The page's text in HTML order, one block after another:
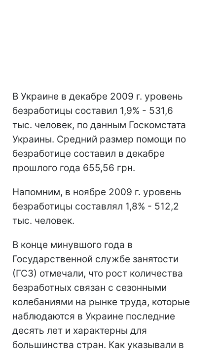
В Украине в декабре 2009 г. уровень
безработицы составил 1,9% - 531,6
тыс. человек, по данным Госкомстата
Украины. Средний размер помощи по
безработице составил в декабре
прошлого года 655,56 грн.
Напомним, в ноябре 2009 г. уровень
безработицы составлял 1,8% - 512,2
тыс. человек.
В конце минувшого года в
Государственной службе занятости
(ГСЗ) отмечали, что рост количества
безработных связан с сезонными
колебаниями на рынке труда, которые
наблюдаются в Украине последние
десять лет и характерны для
большинства стран. Как указывали в